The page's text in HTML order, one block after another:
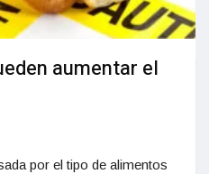
aumentar el
por el tipo de alimentos